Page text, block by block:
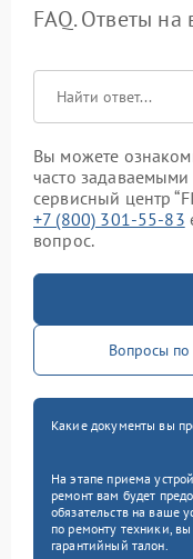
FAQ. Ответы на
Вы можете
часто
сервисный центр
+7 (800) 301-55-83
вопрос.
Вопросы
Какие документы вы
На этапе приема
ремонт вам будет
обязательств на ваше
по ремонту техники,
гарантийный талон.